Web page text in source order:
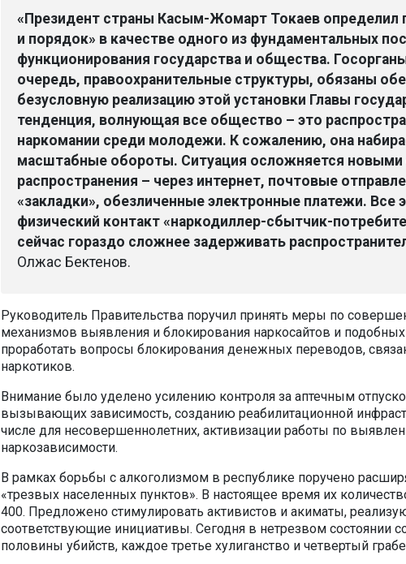
«Президент страны Касым-Жомарт Токаев определил
и порядок» в качестве одного из фундаментальных
функционирования государства и общества.
очередь, правоохранительные структуры, обязаны
безусловную реализацию этой установки Главы
тенденция, волнующая все общество – это
наркомании среди молодежи. К сожалению, она
масштабные обороты. Ситуация осложняется новыми
распространения – через интернет, почтовые
«закладки», обезличенные электронные платежи. Все
физический контакт «наркодиллер-сбытчик-
сейчас гораздо сложнее задерживать
Олжас Бектенов.
Руководитель Правительства поручил принять меры по
механизмов выявления и блокирования наркосайтов и
проработать вопросы блокирования денежных переводов,
наркотиков.
Внимание было уделено усилению контроля за аптечным
вызывающих зависимость, созданию реабилитационной
числе для несовершеннолетних, активизации работы по
наркозависимости.
В рамках борьбы с алкоголизмом в республике поручено
«трезвых населенных пунктов». В настоящее время их
400. Предложено стимулировать активистов и акиматы,
соответствующие инициативы. Сегодня в нетрезвом состоянии
половины убийств, каждое третье хулиганство и четвертый